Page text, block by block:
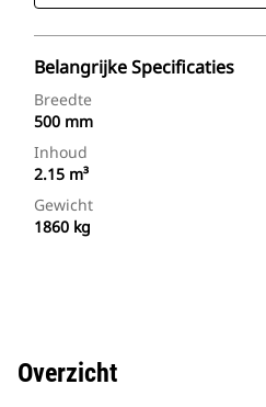
Belangrijke Specificaties
Breedte
500 mm
Inhoud
2.15 m³
Gewicht
1860 kg
Overzicht